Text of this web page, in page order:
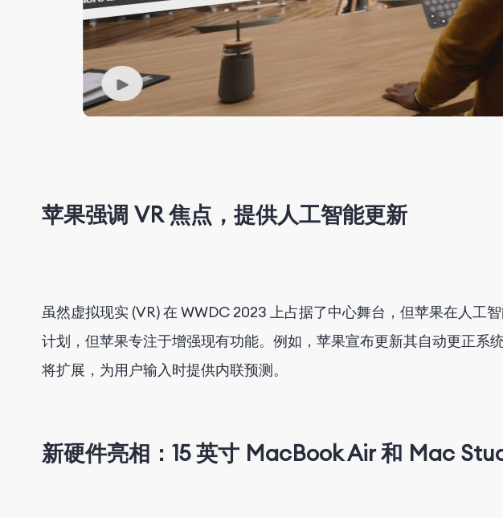
苹果强调 VR 焦点，提供人工智能更新
虽然虚拟现实 (VR) 在 WWDC 2023 上占据了中心舞台，但苹果在人工
计划，但苹果专注于增强现有功能。例如，苹果宣布更新其自动更正系
将扩展，为用户输入时提供内联预测。
新硬件亮相：15 英寸 MacBook Air 和 Mac